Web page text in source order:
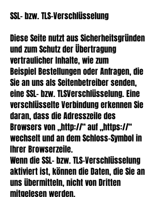
SSL- bzw. TLS-Verschlüsselung
Diese Seite nutzt aus Sicherheitsgründen
und zum Schutz der Übertragung
vertraulicher Inhalte, wie zum
Beispiel Bestellungen oder Anfragen, die
Sie an uns als Seitenbetreiber senden,
eine SSL- bzw. TLSVerschlüsselung. Eine
verschlüsselte Verbindung erkennen Sie
daran, dass die Adresszeile des
Browsers von „http://“ auf „https://“
wechselt und an dem Schloss-Symbol in
Ihrer Browserzeile.
Wenn die SSL- bzw. TLS-Verschlüsselung
aktiviert ist, können die Daten, die Sie an
uns übermitteln, nicht von Dritten
mitgelesen werden.